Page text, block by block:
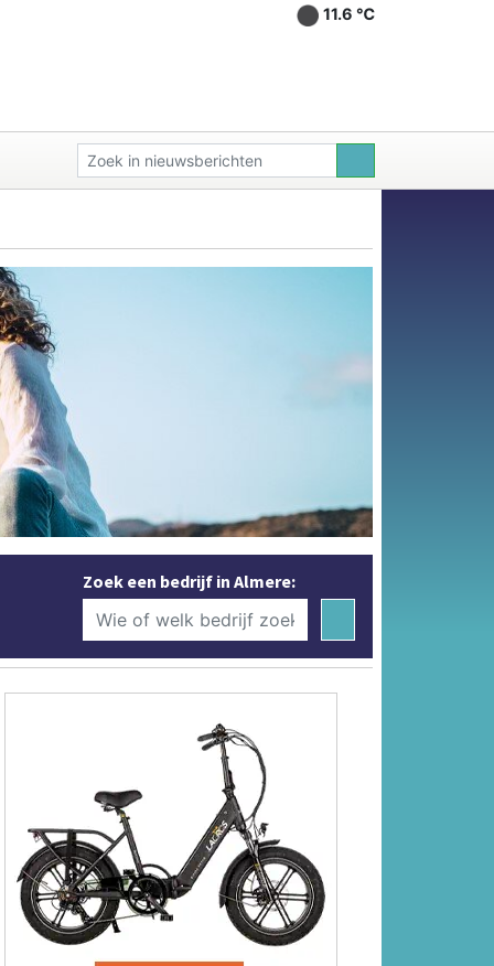
11.6 ℃
Zoek een bedrijf in Almere: